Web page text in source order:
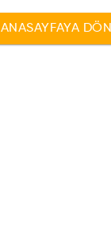
ANASAYFAYA DÖN